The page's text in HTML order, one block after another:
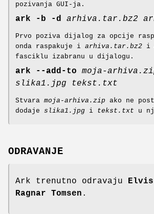
pozivanja GUI-ja.
ark -b -d arhiva.tar.bz2
Prvo poziva dijalog za opcije
onda raspakuje i arhiva.tar.bz2 i
fasciklu izabranu u dijalogu.
ark --add-to
moja-
slika1.jpg
tekst.txt
Stvara moja-arhiva.zip ako ne
dodaje slika1.jpg i tekst.txt u
ODRAVANJE
Ark trenutno odravaju Elvis
Ragnar Tomsen .